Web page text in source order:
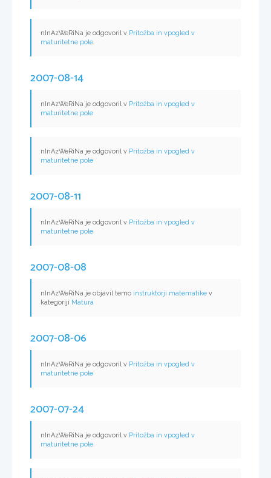
nInAzWeRiNa je odgovoril v Pritožba in vpogled v
maturitetne pole
2007-08-14
nInAzWeRiNa je odgovoril v Pritožba in vpogled v
maturitetne pole
nInAzWeRiNa je odgovoril v Pritožba in vpogled v
maturitetne pole
2007-08-11
nInAzWeRiNa je odgovoril v Pritožba in vpogled v
maturitetne pole
2007-08-08
nInAzWeRiNa je objavil temo instruktorji matematike v
kategoriji Matura
2007-08-06
nInAzWeRiNa je odgovoril v Pritožba in vpogled v
maturitetne pole
2007-07-24
nInAzWeRiNa je odgovoril v Pritožba in vpogled v
maturitetne pole